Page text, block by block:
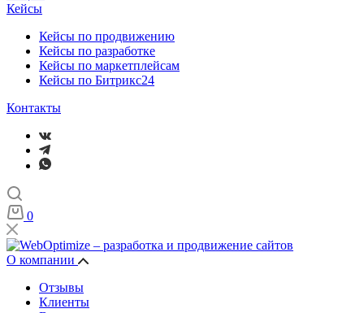
Кейсы
Кейсы по продвижению
Кейсы по разработке
Кейсы по маркетплейсам
Кейсы по Битрикс24
Контакты
0
О компании
Отзывы
Клиенты